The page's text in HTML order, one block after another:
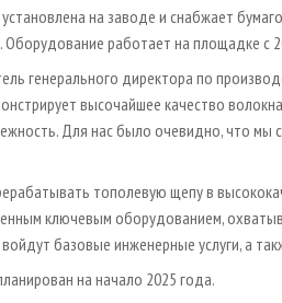
на заводе и снабжает
Оборудование работает на площадке с
генерального директора по
высочайшее качество
Для нас было очевидно, что
тополевую щепу в
ключевым оборудованием,
базовые инженерные услуги, а
на начало 2025 года.